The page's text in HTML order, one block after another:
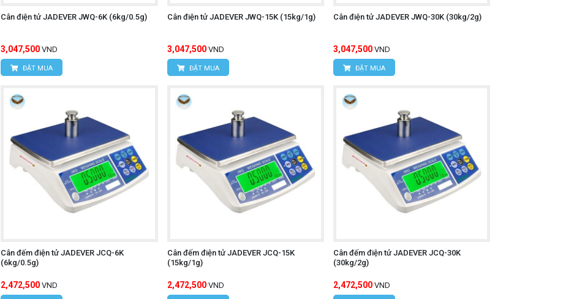
Cân điện tử JADEVER JWQ-6K (6kg/0.5g)
3,047,500 VND
ĐẶT MUA
Cân điện tử JADEVER JWQ-15K (15kg/1g)
3,047,500 VND
ĐẶT MUA
Cân điện tử JADEVER JWQ-30K (30kg/2g)
3,047,500 VND
ĐẶT MUA
Cân đếm điện tử JADEVER JCQ-6K
(6kg/0.5g)
2,472,500 VND
Cân đếm điện tử JADEVER JCQ-15K
(15kg/1g)
2,472,500 VND
Cân đếm điện tử JADEVER JCQ-30K
(30kg/2g)
2,472,500 VND